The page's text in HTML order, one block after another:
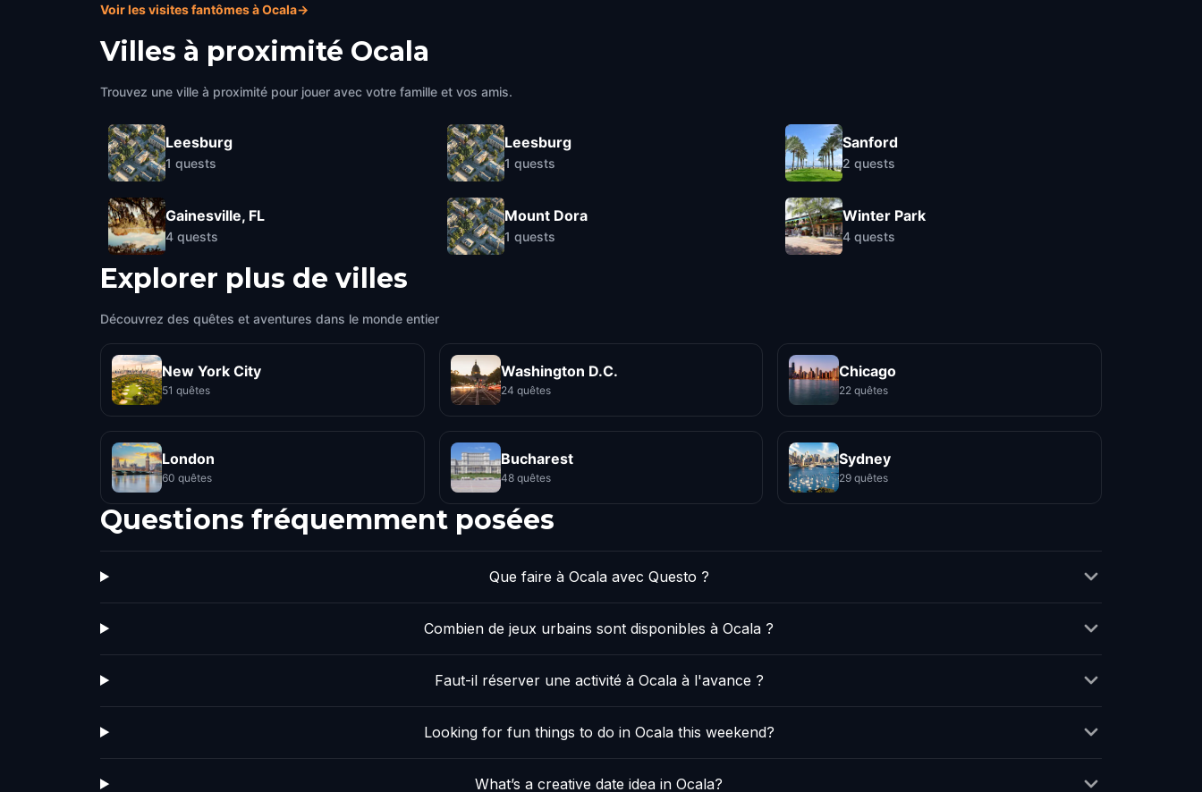
Voir les visites fantômes à Ocala→
Villes à proximité Ocala
Trouvez une ville à proximité pour jouer avec votre famille et vos amis.
Leesburg
1 quests
Gainesville, FL
4 quests
Leesburg
1 quests
Mount Dora
1 quests
Sanford
2 quests
Winter Park
4 quests
Explorer plus de villes
Découvrez des quêtes et aventures dans le monde entier
New York City
51 quêtes
Washington D.C.
24 quêtes
Chicago
22 quêtes
London
60 quêtes
Bucharest
48 quêtes
Sydney
29 quêtes
Questions fréquemment posées
Que faire à Ocala avec Questo ?
Combien de jeux urbains sont disponibles à Ocala ?
Faut-il réserver une activité à Ocala à l'avance ?
Looking for fun things to do in Ocala this weekend?
What’s a creative date idea in Ocala?